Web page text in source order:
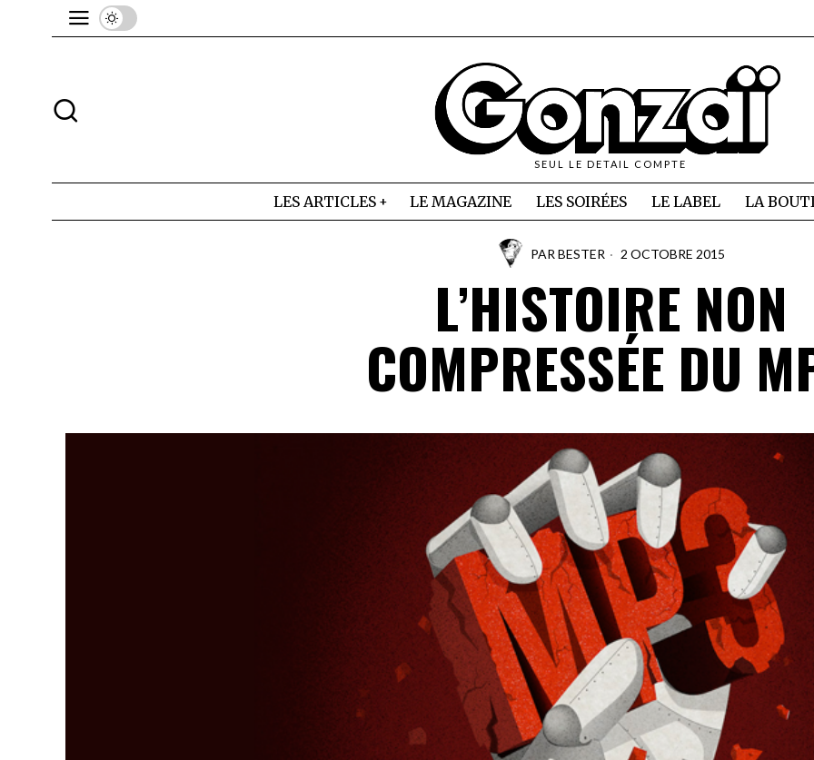
SEUL LE DETAIL COMPTE
LES ARTICLES LE MAGAZINE LES SOIRÉES LE LABEL LA
PAR BESTER 2 OCTOBRE 2015
L’HISTOIRE NON
COMPRESSÉE DU